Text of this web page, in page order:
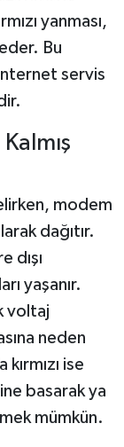
yanması,
Bu
servis
modem
dağıtır.
dışı
yaşanır.
voltaj
neden
ise
basarak ya
mümkün.